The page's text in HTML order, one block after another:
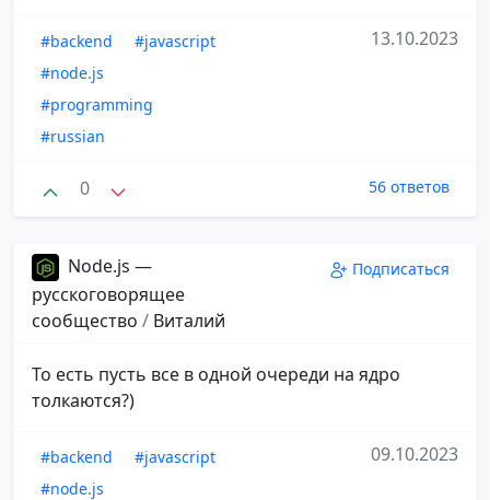
#backend
#javascript
#node.js
#programming
#russian
13.10.2023
0 56 ответов
Node.js —
русскоговорящее
сообщество / Виталий
Подписаться
То есть пусть все в одной очереди на ядро
толкаются?)
#backend
#javascript
#node.js
09.10.2023